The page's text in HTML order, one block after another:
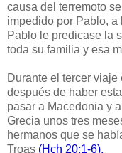
causa del terremoto
impedido por Pablo,
Pablo le predicase la
toda su familia y esa
Durante el tercer
después de haber
pasar a Macedonia y
Grecia unos tres
hermanos que se
Troas (Hch 20:1-6).